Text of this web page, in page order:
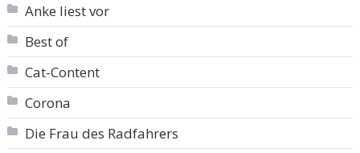
Anke liest vor
Best of
Cat-Content
Corona
Die Frau des Radfahrers